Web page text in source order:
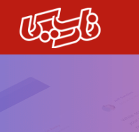
حساب کاربری من